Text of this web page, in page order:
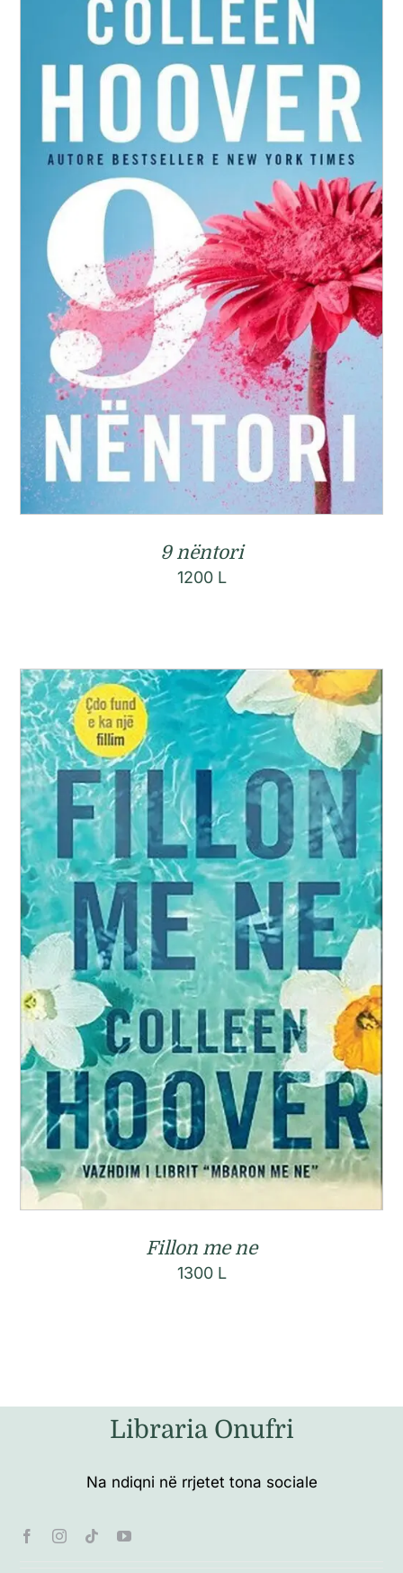
9 nëntori
1200 L
Fillon me ne
1300 L
Libraria Onufri
Na ndiqni në rrjetet tona sociale